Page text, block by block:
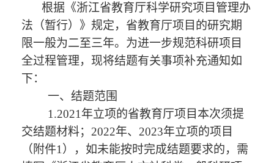
根据《浙江省教育厅科学研究项目管理办
法（暂行）》规定，省教育厅项目的研究期
限一般为二至三年。为进一步规范科研项目
全过程管理，现将结题有关事项补充通知如
下：
一、结题范围
1.2021年立项的省教育厅项目本次须提
交结题材料；2022年、2023年立项的项目
（附件1），如未能按时完成结题要求的，需